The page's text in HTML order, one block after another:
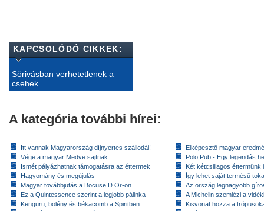
KAPCSOLÓDÓ CIKKEK:
Sörivásban verhetetlenek a
csehek
A kategória további hírei:
Itt vannak Magyarország díjnyertes szállodái!
Vége a magyar Medve sajtnak
Ismét pályázhatnak támogatásra az éttermek
Hagyomány és megújulás
Magyar továbbjutás a Bocuse D Or-on
Ez a Quintessence szerint a legjobb pálinka
Kenguru, bölény és békacomb a Spiritben
Elképesztő magyar
Polo Pub - Egy legendás
Két kétcsillagos éttermünk
Így lehet saját termésű
Az ország legnagyobb
A Michelin szemlézi a
Kisvonat hozza a